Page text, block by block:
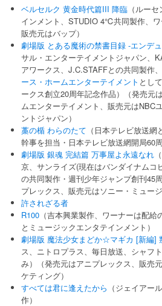
ベルセルク 黄金時代篇III 降臨 （ルー
インメント、STUDIO 4℃共同製作、ワ
販売元はバップ）
劇場版 とある魔術の禁書目録 -エンデ
サル・エンターテイメントジャパン、
アワークス、J.C.STAFFとの共同製作
ース・ホームエンターテイメント とし
ークス創立20周年記念作品）（発売元
ムエンターテイメント、販売元はNBC
ントジャパン）
藁の楯 わらのたて （日本テレビ放送
幹事を担当・日本テレビ放送網開局60
劇場版 銀魂 完結篇 万事屋よ永遠なれ
京、サンライズ(現在はバンダイナムコ
の共同製作・週刊少年ジャンプ創刊45
プレックス、販売元はソニー・ミュー
許されざる者
R100 （吉本興業製作、ワーナーは配
とミュージックエンタテインメント）
劇場版 魔法少女まどか☆マギカ [新編]
ス、ニトロプラス、毎日放送、シャフ
み）（発売元はアニプレックス、販売
ケティング）
すべては君に逢えたから （ジェイアー
作）